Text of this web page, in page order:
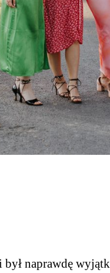
był naprawdę